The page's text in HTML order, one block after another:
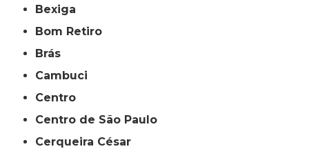
Bexiga
Bom Retiro
Brás
Cambuci
Centro
Centro de São Paulo
Cerqueira César